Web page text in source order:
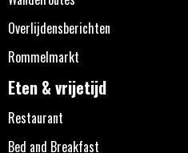
Overlijdensberichten
Rommelmarkt
Eten & vrijetijd
Restaurant
Bed and Breakfast